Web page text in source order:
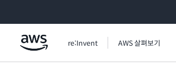
re:Invent AWS 살펴보기